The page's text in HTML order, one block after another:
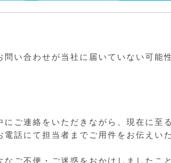
い合わせが当社に届いていない可能
ご連絡をいただきながら、現在に至
話にて担当者までご用件をお伝えい
ご不便・ご迷惑をおかけしましたこ